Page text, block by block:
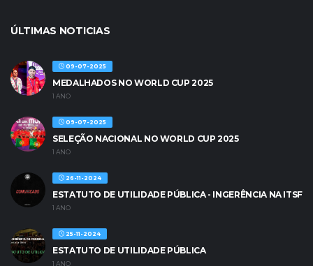
ÚLTIMAS NOTICIAS
09-07-2025
MEDALHADOS NO WORLD CUP 2025
1 ANO
09-07-2025
SELEÇÃO NACIONAL NO WORLD CUP 2025
1 ANO
26-11-2024
ESTATUTO DE UTILIDADE PÚBLICA - INGERÊNCIA NA ITSF
1 ANO
25-11-2024
ESTATUTO DE UTILIDADE PÚBLICA
1 ANO